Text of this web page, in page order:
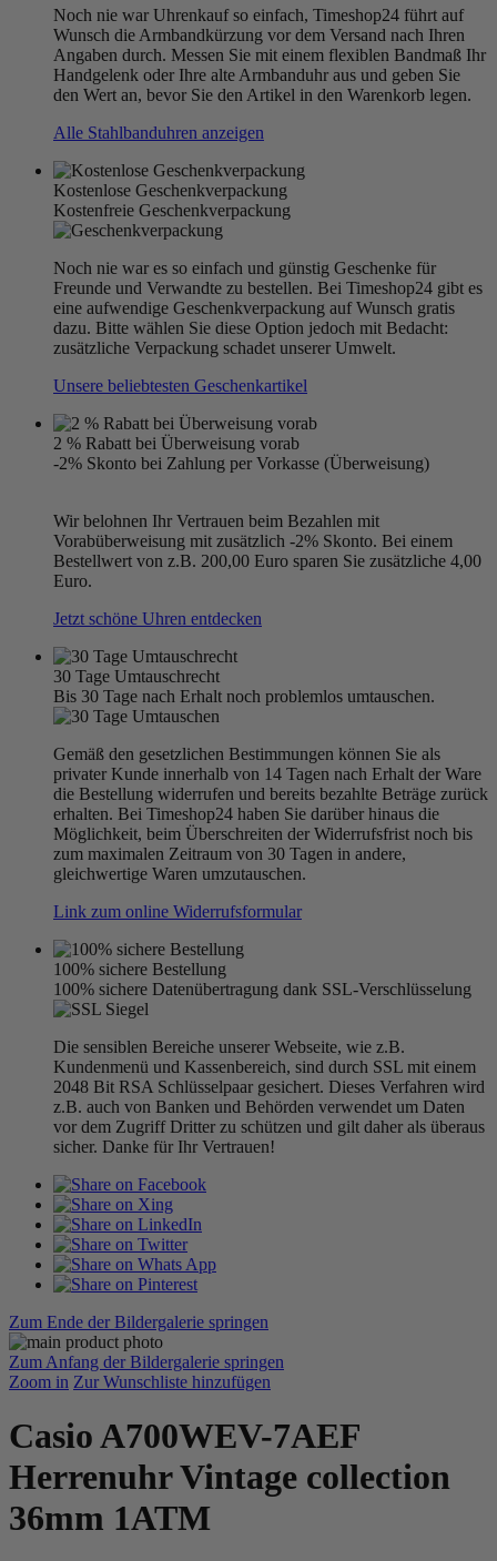
Noch nie war Uhrenkauf so einfach, Timeshop24 führt auf
Wunsch die Armbandkürzung vor dem Versand nach Ihren
Angaben durch. Messen Sie mit einem flexiblen Bandmaß Ihr
Handgelenk oder Ihre alte Armbanduhr aus und geben Sie
den Wert an, bevor Sie den Artikel in den Warenkorb legen.
Alle Stahlbanduhren anzeigen
Kostenlose Geschenkverpackung
Kostenfreie Geschenkverpackung
Noch nie war es so einfach und günstig Geschenke für
Freunde und Verwandte zu bestellen. Bei Timeshop24 gibt es
eine aufwendige Geschenkverpackung auf Wunsch gratis
dazu. Bitte wählen Sie diese Option jedoch mit Bedacht:
zusätzliche Verpackung schadet unserer Umwelt.
Unsere beliebtesten Geschenkartikel
2 % Rabatt bei Überweisung vorab
-2% Skonto bei Zahlung per Vorkasse (Überweisung)
Wir belohnen Ihr Vertrauen beim Bezahlen mit
Vorabüberweisung mit zusätzlich -2% Skonto. Bei einem
Bestellwert von z.B. 200,00 Euro sparen Sie zusätzliche 4,00
Euro.
Jetzt schöne Uhren entdecken
30 Tage Umtauschrecht
Bis 30 Tage nach Erhalt noch problemlos umtauschen.
Gemäß den gesetzlichen Bestimmungen können Sie als
privater Kunde innerhalb von 14 Tagen nach Erhalt der Ware
die Bestellung widerrufen und bereits bezahlte Beträge zurück
erhalten. Bei Timeshop24 haben Sie darüber hinaus die
Möglichkeit, beim Überschreiten der Widerrufsfrist noch bis
zum maximalen Zeitraum von 30 Tagen in andere,
gleichwertige Waren umzutauschen.
Link zum online Widerrufsformular
100% sichere Bestellung
100% sichere Datenübertragung dank SSL-Verschlüsselung
Die sensiblen Bereiche unserer Webseite, wie z.B.
Kundenmenü und Kassenbereich, sind durch SSL mit einem
2048 Bit RSA Schlüsselpaar gesichert. Dieses Verfahren wird
z.B. auch von Banken und Behörden verwendet um Daten
vor dem Zugriff Dritter zu schützen und gilt daher als überaus
sicher. Danke für Ihr Vertrauen!
Zum Ende der Bildergalerie springen
Zum Anfang der Bildergalerie springen
Zoom in Zur Wunschliste hinzufügen
Casio A700WEV-7AEF
Herrenuhr Vintage collection
36mm 1ATM